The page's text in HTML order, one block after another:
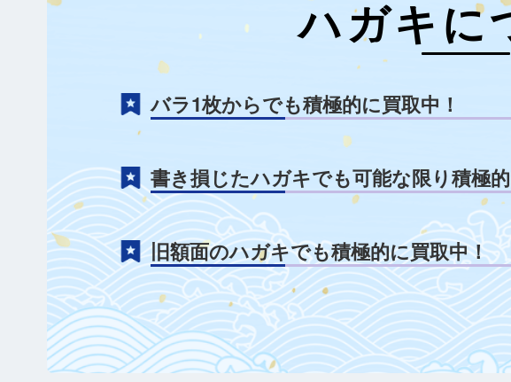
ハガキに
バラ1枚からでも積極的に買取中！
書き損じたハガキでも可能な限り積極的
旧額面のハガキでも積極的に買取中！